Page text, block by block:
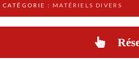
CATÉGORIE : MATÉRIELS DIVERS